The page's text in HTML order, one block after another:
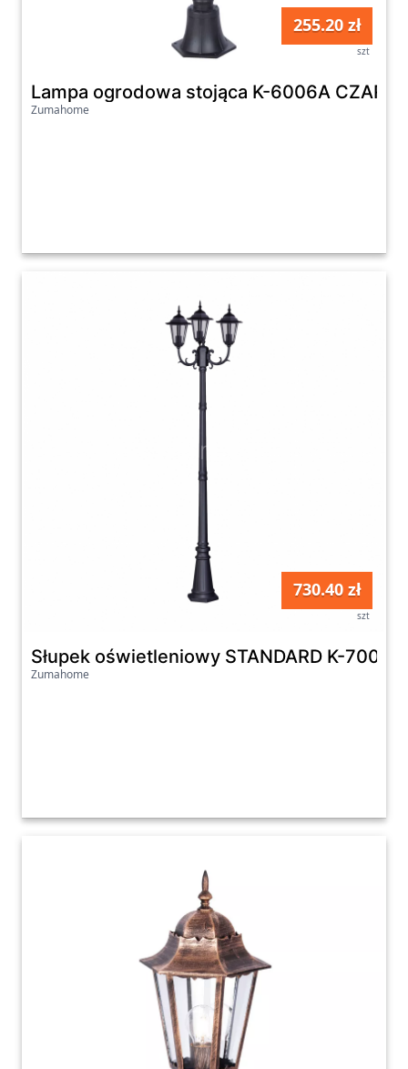
255.20 zł
szt
Lampa ogrodowa stojąca K-6006A
Zumahome
730.40 zł
szt
Słupek oświetleniowy STANDARD K-
Zumahome